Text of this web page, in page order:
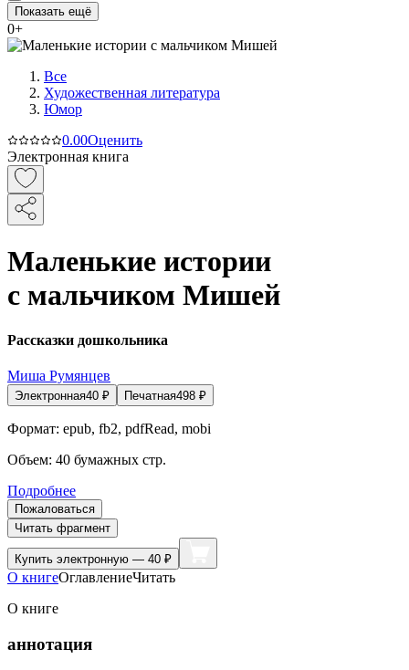
Показать ещё
0+
Все
Художественная литература
Юмор
0.00Оценить
Электронная книга
Маленькие истории
с мальчиком Мишей
Рассказки дошкольника
Миша Румянцев
Электронная40 ₽ Печатная498 ₽
Формат: epub, fb2, pdfRead, mobi
Объем: 40 бумажных стр.
Подробнее
Пожаловаться
Читать фрагмент
Купить электронную — 40 ₽
О книгеОглавлениеЧитать
О книге
аннотация